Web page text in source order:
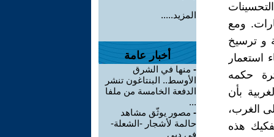
ومع
و ترسيخ
استعمار
حكمه
بأن
الغرب،
هذه
المزيد.....
أخبار عامة
- منها في الشرق
الأوسط.. البنتاغون تنشر
الدفعة الخامسة من ملفا
...
- مصور يوثّق مشاهد
حالمة لأشجار -الشعلة-
في دبي